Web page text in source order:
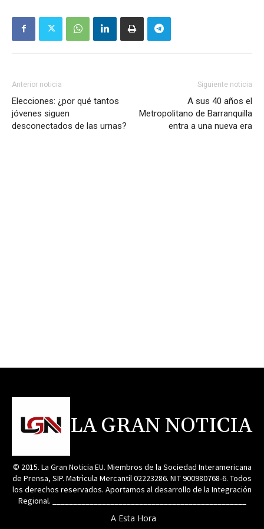
Anterior noticia
Elecciones: ¿por qué tantos
jóvenes siguen
desconectados de las urnas?
Siguiente noticia
A sus 40 años el
Metropolitano de Barranquilla
entra a una nueva era
LA GRAN NOTICIA
© 2015. La Gran Noticia EU. Miembros de la Sociedad Interamericana
de Prensa, SIP. Matrìcula Mercantil 02223286. NIT 900980768-6. Todos
los derechos reservados. Aportamos al desarrollo de la Integración
Regional. _______________________________________________
A Esta Hora